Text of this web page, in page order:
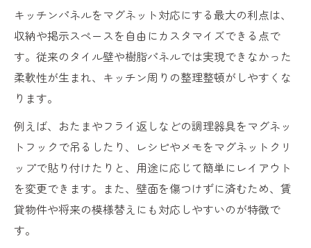
マグネットパネル施工で注意すべきポイン
ト
キッチンパネルの施工失敗を防ぐコツとは
テクニック
マグネットパネル活用で理想のキッチン収納実
現
キッチンパネルをマグネット対応にする最大の利点は、
収納や掲示スペースを自由にカスタマイズできる点で
す。従来のタイル壁や樹脂パネルでは実現できなかった
柔軟性が生まれ、キッチン周りの整理整頓がしやすくな
ります。
例えば、おたまやフライ返しなどの調理器具をマグネッ
トフックで吊るしたり、レシピやメモをマグネットクリ
ップで貼り付けたりと、用途に応じて簡単にレイアウト
を変更できます。また、壁面を傷つけずに済むため、賃
貸物件や将来の模様替えにも対応しやすいのが特徴で
す。